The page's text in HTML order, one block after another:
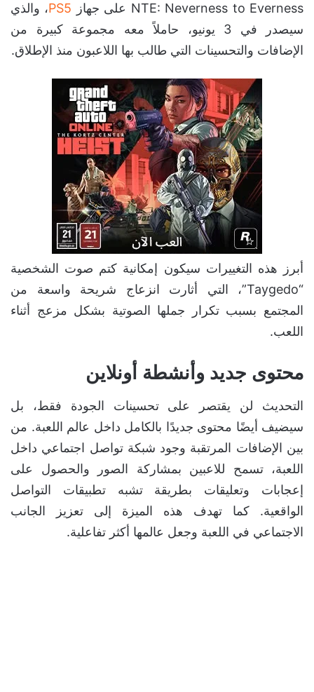
NTE: Neverness to Everness على جهاز
PS5، والذي
سيصدر في 3 يونيو، حاملاً معه مجموعة كبيرة من
الإضافات والتحسينات التي طالب بها اللاعبون منذ الإطلاق.
أبرز هذه التغييرات سيكون إمكانية كتم صوت الشخصية
“Taygedo”، التي أثارت انزعاج شريحة واسعة من
المجتمع بسبب تكرار جملها الصوتية بشكل مزعج أثناء
اللعب.
محتوى جديد وأنشطة أونلاين
التحديث لن يقتصر على تحسينات الجودة فقط، بل
سيضيف أيضًا محتوى جديدًا بالكامل داخل عالم اللعبة. من
بين الإضافات المرتقبة وجود شبكة تواصل اجتماعي داخل
اللعبة، تسمح للاعبين بمشاركة الصور والحصول على
إعجابات وتعليقات بطريقة تشبه تطبيقات التواصل
الواقعية. كما تهدف هذه الميزة إلى تعزيز الجانب
الاجتماعي في اللعبة وجعل عالمها أكثر تفاعلية.